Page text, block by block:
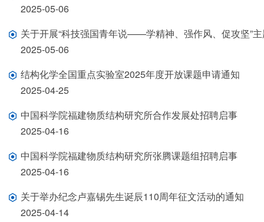
2025-05-06
关于开展“科技强国青年说——学精神、强作风、促攻坚”
2025-05-06
结构化学全国重点实验室2025年度开放课题申请通知
2025-04-25
中国科学院福建物质结构研究所合作发展处招聘启事
2025-04-16
中国科学院福建物质结构研究所张腾课题组招聘启事
2025-04-16
关于举办纪念卢嘉锡先生诞辰110周年征文活动的通知
2025-04-14